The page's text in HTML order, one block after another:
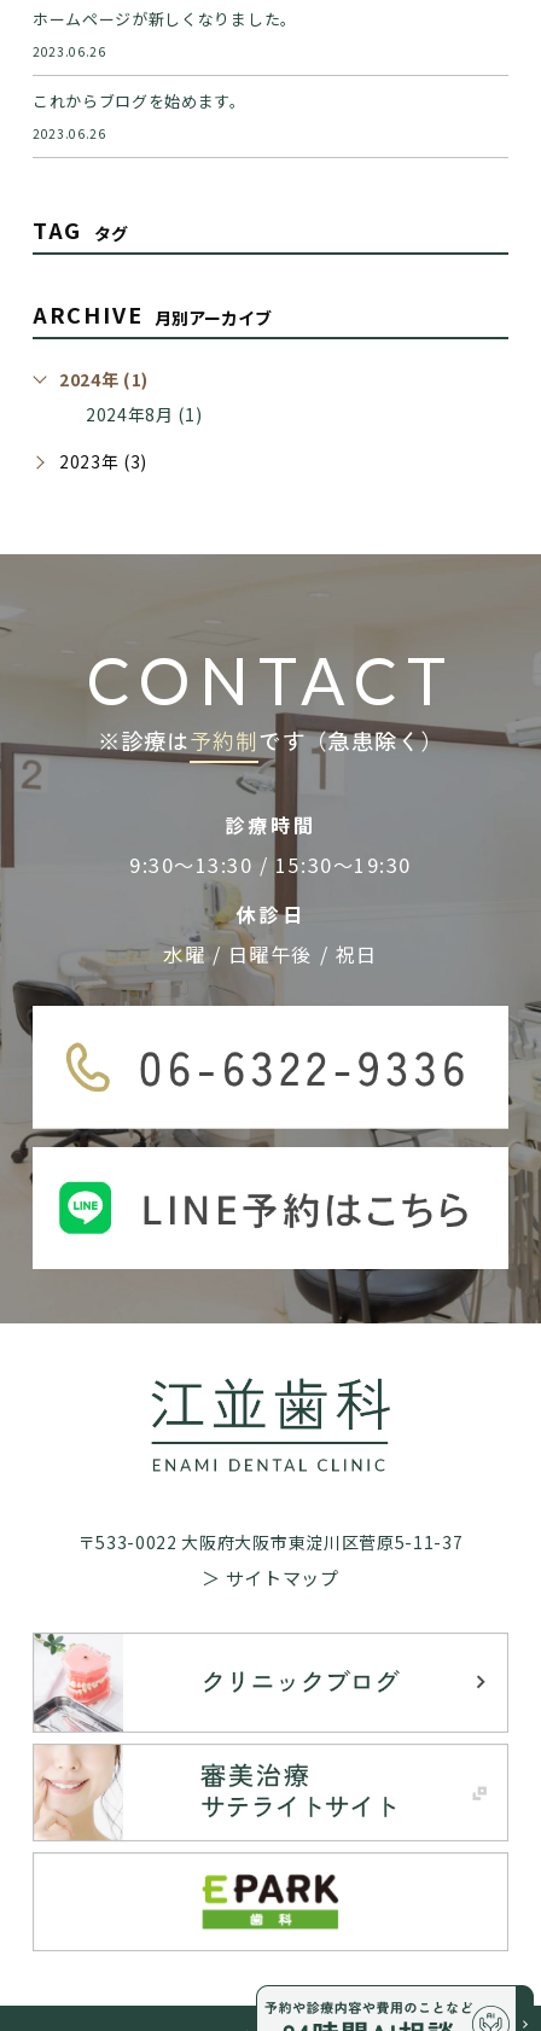
ホームページが新しくなりました。
2023.06.26
これからブログを始めます。
2023.06.26
TAG タグ
ARCHIVE 月別アーカイブ
2024年 (1)
2024年8月 (1)
2023年 (3)
CONTACT
※診療は予約制です（急患除く）
診療時間
9:30～13:30 / 15:30～19:30
休診日
水曜 / 日曜午後 / 祝日
〒533-0022 大阪府大阪市東淀川区菅原5-11-37
＞ サイトマップ